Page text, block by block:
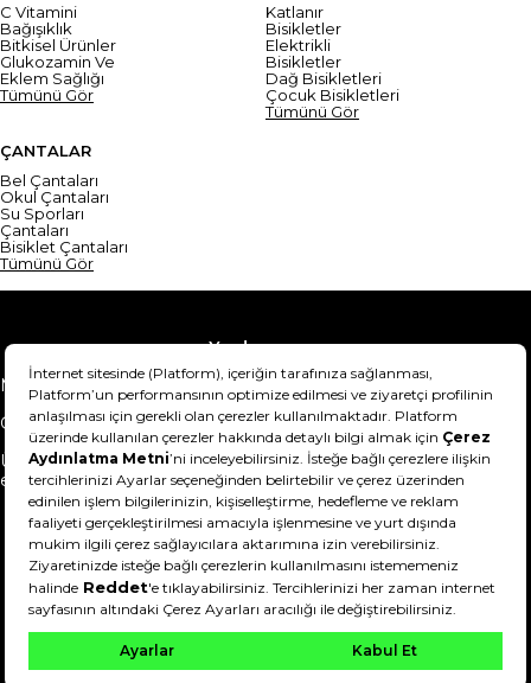
C Vitamini
Bağışıklık
Bitkisel Ürünler
Glukozamin Ve
Eklem Sağlığı
Tümünü Gör
Katlanır
Bisikletler
Elektrikli
Bisikletler
Dağ Bisikletleri
Çocuk Bisikletleri
Tümünü Gör
ÇANTALAR
Bel Çantaları
Okul Çantaları
Su Sporları
Çantaları
Bisiklet Çantaları
Tümünü Gör
Yardım
Mesafeli Satış Sözleşmesi
Teslimat Bilgisi
Gizlilik Sözleşmesi
Şartlar & Koşullar
Ürünümü nasıl iade
edebilirim?
Hakkımızda
DeFactoFIT ©️ 2022-2026. Tüm hakları saklıdır.
11